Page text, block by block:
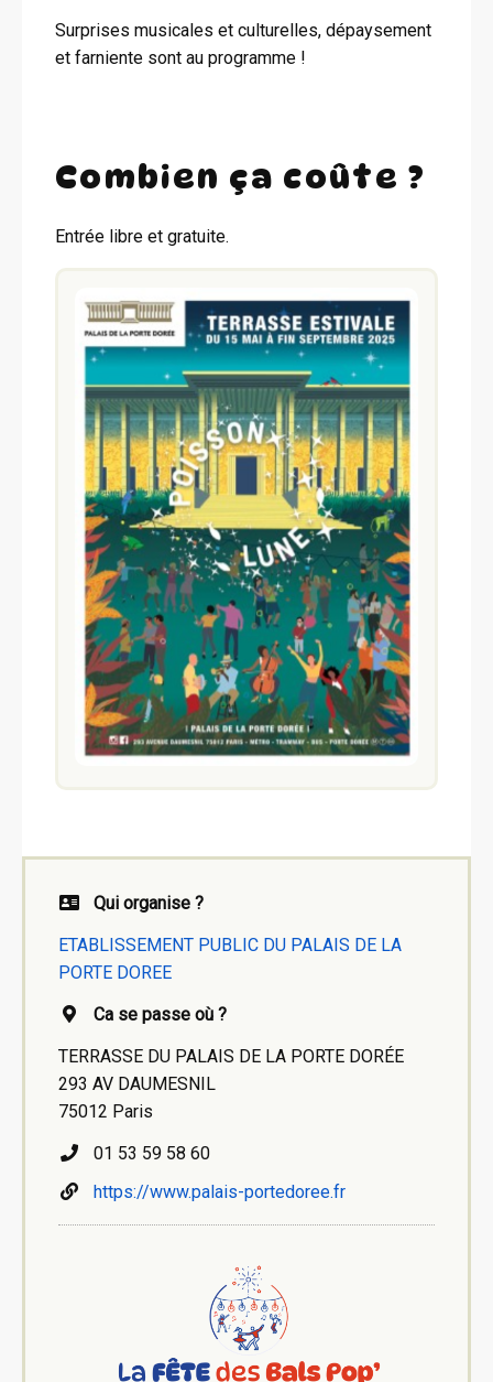
Surprises musicales et culturelles, dépaysement
et farniente sont au programme !
Combien ça coûte ?
Entrée libre et gratuite.
Qui organise ?
ETABLISSEMENT PUBLIC DU PALAIS DE LA
PORTE DOREE
Ca se passe où ?
TERRASSE DU PALAIS DE LA PORTE DORÉE
293 AV DAUMESNIL
75012 Paris
01 53 59 58 60
https://www.palais-portedoree.fr